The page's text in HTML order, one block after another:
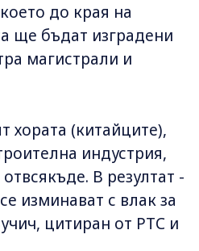
до края на
ще бъдат изградени
магистрали и
хората (китайците),
индустрия,
В резултат -
изминават с влак за
цитиран от РТС и